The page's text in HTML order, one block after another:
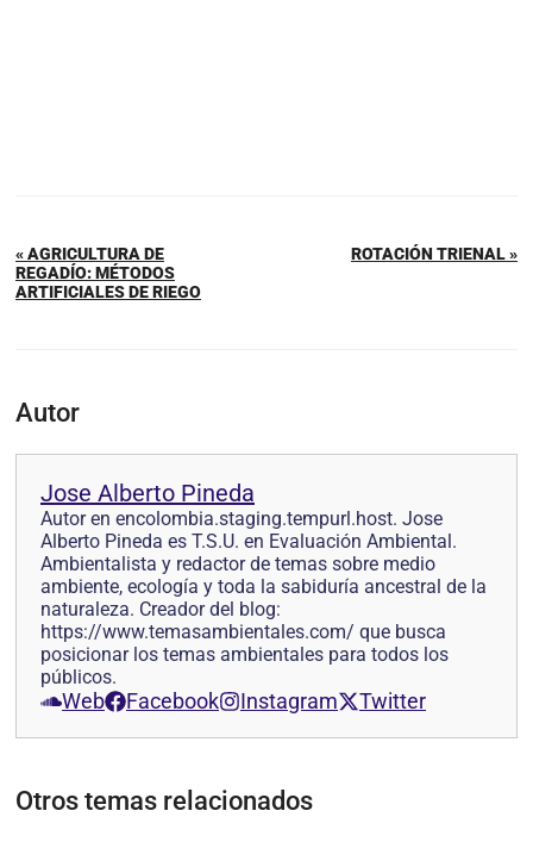
« AGRICULTURA DE
REGADÍO: MÉTODOS
ARTIFICIALES DE RIEGO
ROTACIÓN TRIENAL »
Autor
Jose Alberto Pineda
Autor en encolombia.staging.tempurl.host. Jose
Alberto Pineda es T.S.U. en Evaluación Ambiental.
Ambientalista y redactor de temas sobre medio
ambiente, ecología y toda la sabiduría ancestral de la
naturaleza. Creador del blog:
https://www.temasambientales.com/ que busca
posicionar los temas ambientales para todos los
públicos.
Web Facebook Instagram Twitter
Otros temas relacionados